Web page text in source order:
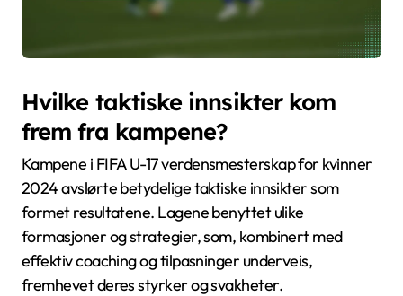
Hvilke taktiske innsikter kom
frem fra kampene?
Kampene i FIFA U-17 verdensmesterskap for kvinner
2024 avslørte betydelige taktiske innsikter som
formet resultatene. Lagene benyttet ulike
formasjoner og strategier, som, kombinert med
effektiv coaching og tilpasninger underveis,
fremhevet deres styrker og svakheter.